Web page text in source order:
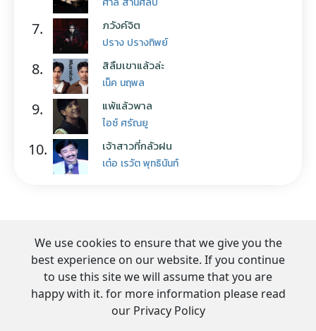
7. ภวังค์จิต
ปราง ปรางทิพย์
8. สิลืมเขาแล้วล่ะ
เน็ค นฤพล
9. แพ้แล้วพาล
ไอซ์ ศรัณยู
10. เจ้าสาวที่กลัวฝน
เต๋อ เรวัต พุทธินันท์
We use cookies to ensure that we give you the
best experience on our website. If you continue
to use this site we will assume that you are
happy with it. for more information please read
our Privacy Policy